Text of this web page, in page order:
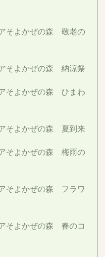
そよかぜの森 敬老の
そよかぜの森 納涼祭
そよかぜの森 ひまわ
そよかぜの森 夏到来
そよかぜの森 梅雨の
そよかぜの森 フラワ
そよかぜの森 春のコ